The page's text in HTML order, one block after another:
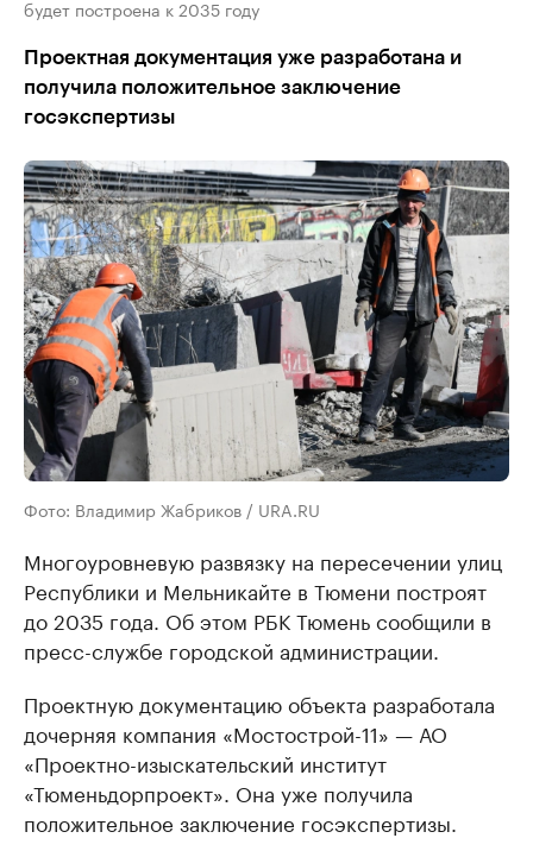
будет построена к 2035 году
Проектная документация уже разработана и
получила положительное заключение
госэкспертизы
Фото: Владимир Жабриков / URA.RU
Многоуровневую развязку на пересечении улиц
Республики и Мельникайте в Тюмени построят
до 2035 года. Об этом РБК Тюмень сообщили в
пресс-службе городской администрации.
Проектную документацию объекта разработала
дочерняя компания «Мостострой-11» — АО
«Проектно-изыскательский институт
«Тюменьдорпроект». Она уже получила
положительное заключение госэкспертизы.